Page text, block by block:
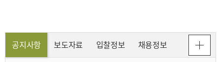
공지사항 보도자료 입찰정보 채용정보